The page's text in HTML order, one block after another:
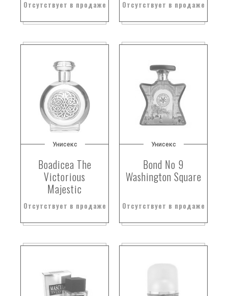
болгарская роза;
борония
боярышник
бразильский апельсин
бразильский мандарин
бразильский махагони
бренди
бругмансия
бугенвиллея
бук
бумажные ноты
бурбон
Отсутствует в продаже Отсутствует в продаже
Унисекс
Boadicea The
Victorious
Majestic
Отсутствует в продаже
Унисекс
Bond No 9
Washington Square
Отсутствует в продаже